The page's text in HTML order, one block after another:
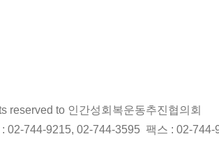
reserved to 인간성회복운동추진협의회
02-744-9215, 02-744-3595 팩스 : 02-